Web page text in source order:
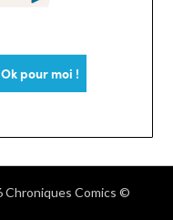
Chroniques Comics ©